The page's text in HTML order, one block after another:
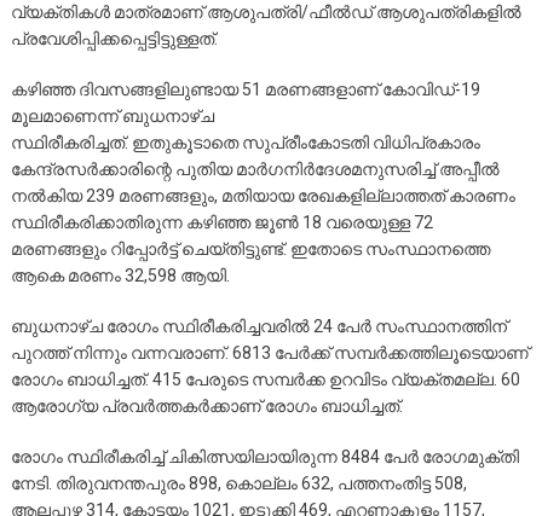
വ്യക്തികള്‍ മാത്രമാണ് ആശുപത്രി/ഫീല്‍ഡ് ആശുപത്രികളില്‍
പ്രവേശിപ്പിക്കപ്പെട്ടിട്ടുള്ളത്.
കഴിഞ്ഞ ദിവസങ്ങളിലുണ്ടായ 51 മരണങ്ങളാണ് കോവിഡ്-19
മൂലമാണെന്ന് ബുധനാഴ്ച
സ്ഥിരീകരിച്ചത്. ഇതുകൂടാതെ സുപ്രീംകോടതി വിധിപ്രകാരം
കേന്ദ്രസര്‍ക്കാരിന്റെ പുതിയ മാര്‍ഗനിര്‍ദേശമനുസരിച്ച് അപ്പീല്‍
നല്‍കിയ 239 മരണങ്ങളും, മതിയായ രേഖകളില്ലാത്തത് കാരണം
സ്ഥിരീകരിക്കാതിരുന്ന കഴിഞ്ഞ ജൂണ്‍ 18 വരെയുള്ള 72
മരണങ്ങളും റിപ്പോര്‍ട്ട് ചെയ്തിട്ടുണ്ട്. ഇതോടെ സംസ്ഥാനത്തെ
ആകെ മരണം 32,598 ആയി.
ബുധനാഴ്ച രോഗം സ്ഥിരീകരിച്ചവരില്‍ 24 പേര്‍ സംസ്ഥാനത്തിന്
പുറത്ത് നിന്നും വന്നവരാണ്. 6813 പേര്‍ക്ക് സമ്പര്‍ക്കത്തിലൂടെയാണ്
രോഗം ബാധിച്ചത്. 415 പേരുടെ സമ്പര്‍ക്ക ഉറവിടം വ്യക്തമല്ല. 60
ആരോഗ്യ പ്രവര്‍ത്തകര്‍ക്കാണ് രോഗം ബാധിച്ചത്.
രോഗം സ്ഥിരീകരിച്ച് ചികിത്സയിലായിരുന്ന 8484 പേര്‍ രോഗമുക്തി
നേടി. തിരുവനന്തപുരം 898, കൊല്ലം 632, പത്തനംതിട്ട 508,
ആലപ്പുഴ 314, കോട്ടയം 1021, ഇടുക്കി 469, എറണാകുളം 1157,